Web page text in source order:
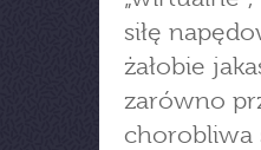
siłę
żałobie
zarówno
chorobliwa